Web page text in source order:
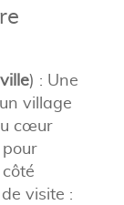
) : Une
village
cœur
visite :